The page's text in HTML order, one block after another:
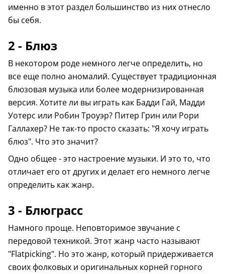
именно в этот раздел большинство из них отнесло
бы себя.
2 - Блюз
В некотором роде немного легче определить, но
все еще полно аномалий. Существует традиционная
блюзовая музыка или более модернизированная
версия. Хотите ли вы играть как Бадди Гай, Мадди
Уотерс или Робин Троуэр? Питер Грин или Рори
Галлахер? Не так-то просто сказать: "Я хочу играть
блюз". Что это значит?
Одно общее - это настроение музыки. И это то, что
отличает его от других и делает его немного легче
определить как жанр.
3 - Блюграсс
Намного проще. Неповторимое звучание с
передовой техникой. Этот жанр часто называют
"Flatpicking". Но это жанр, который придерживается
своих фолковых и оригинальных корней горного